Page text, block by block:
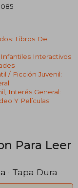
Libros De
Infantiles Interactivos
/ Ficción Juvenil:
Interés General:
Y Películas
Para Leer
· Tapa Dura